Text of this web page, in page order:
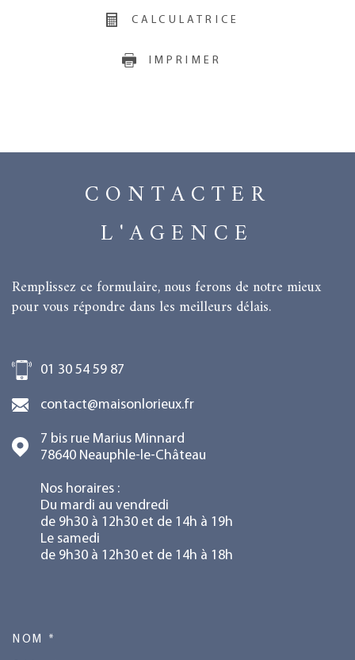
CALCULATRICE
IMPRIMER
CONTACTER
L'AGENCE
Remplissez ce formulaire, nous ferons de notre mieux
pour vous répondre dans les meilleurs délais.
01 30 54 59 87
contact@maisonlorieux.fr
7 bis rue Marius Minnard
78640
Neauphle-le-Château
Nos horaires :
Du mardi au vendredi
de 9h30 à 12h30 et de 14h à 19h
Le samedi
de 9h30 à 12h30 et de 14h à 18h
NOM *